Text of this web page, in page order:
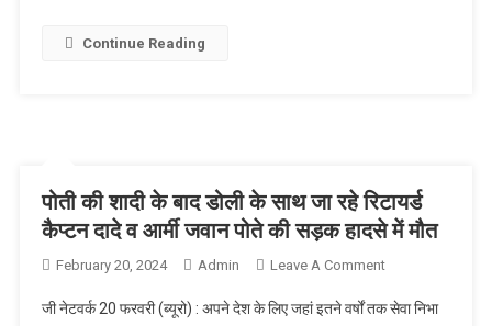
Continue Reading
पोती की शादी के बाद डोली के साथ जा रहे रिटायर्ड
कैप्टन दादे व आर्मी जवान पोते की सड़क हादसे में मौत
February 20, 2024 Admin Leave A CommentOn पोती की शादी
साथ जा रहे
जी नेटवर्क 20 फरवरी (ब्यूरो) : अपने देश के लिए जहां इतने वर्षों तक सेवा निभा